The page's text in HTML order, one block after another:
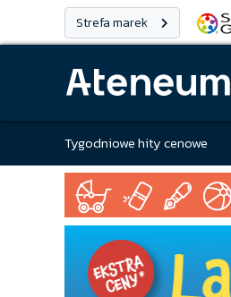
Strefa marek
Tygodniowe hity cenowe